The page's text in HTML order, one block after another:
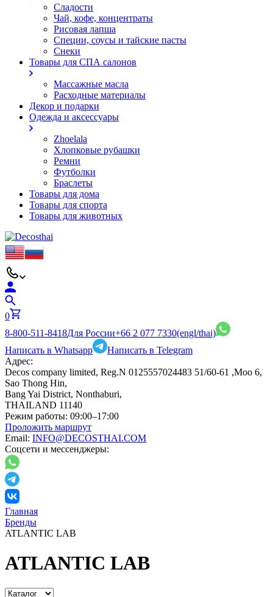
Сладости
Чай, кофе, концентраты
Рисовая лапша
Специи, соусы и тайские пасты
Снеки
Товары для СПА салонов
Массажные масла
Расходные материалы
Декор и подарки
Одежда и аксессуары
Zhoelala
Хлопковые рубашки
Ремни
Футболки
Браслеты
Товары для дома
Товары для спорта
Товары для животных
0
8-800-511-8418Для России+66 2 077 7330(engl/thai)
Написать в Whatsapp
Написать в Telegram
Адрес:
Decos company limited, Reg.N 0125557024483 51/60-61 ,Moo 6,
Sao Thong Hin,
Bang Yai District, Nonthaburi,
THAILAND 11140
Режим работы: 09:00–17:00
Проложить маршрут
Email: INFO@DECOSTHAI.COM
Соцсети и мессенджеры:
Главная
Бренды
ATLANTIC LAB
ATLANTIC LAB